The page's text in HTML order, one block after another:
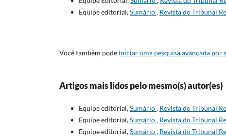
Equipe editorial,Sumário, Revista do Tribunal
Você também pode iniciar uma pesquisa avançada por
Artigos mais lidos pelo mesmo(s) autor(es)
Equipe editorial,Sumário, Revista do Tribunal
Equipe editorial,Sumário, Revista do Tribunal
Equipe editorial,Sumário, Revista do Tribunal